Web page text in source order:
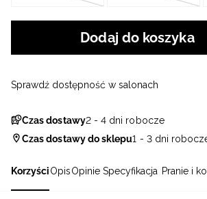
KorzyściOpisOpinie Specyfikacja Pranie i
Dodaj do koszyka
Czas dostawy2 - 4 dni robocze
Czas dostawy do sklepu1 - 3 dni
Sprawdź dostępność w salonach